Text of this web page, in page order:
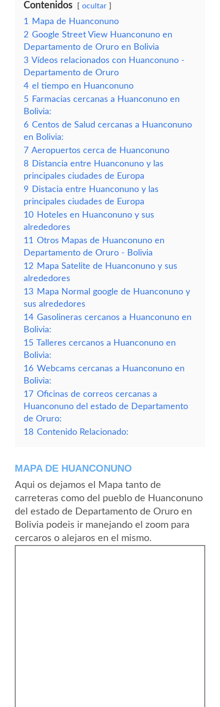
Contenidos ocultar
1
Mapa de Huanconuno
2 Google Street View Huanconuno en
Departamento de Oruro en Bolivia
3 Vídeos relacionados con Huanconuno -
Departamento de Oruro
4 el tiempo en Huanconuno
5 Farmacias cercanas a Huanconuno en
Bolivia:
6 Centos de Salud cercanas a Huanconuno
en Bolivia:
7 Aeropuertos cerca de Huanconuno
8 Distancia entre Huanconuno y las
principales ciudades de Europa
9 Distacia entre Huanconuno y las
principales ciudades de Europa
10 Hoteles en Huanconuno y sus
alrededores
11 Otros Mapas de Huanconuno en
Departamento de Oruro - Bolivia
12 Mapa Satelite de Huanconuno y sus
alrededores
13 Mapa Normal google de Huanconuno y
sus alrededores
14 Gasolineras cercanos a Huanconuno en
Bolivia:
15 Talleres cercanos a Huanconuno en
Bolivia:
16 Webcams cercanas a Huanconuno en
Bolivia:
17 Oficinas de correos cercanas a
Huanconuno del estado de Departamento
de Oruro:
18 Contenido Relacionado:
MAPA DE HUANCONUNO
Aqui os dejamos el Mapa tanto de
carreteras como del pueblo de Huanconuno
del estado de Departamento de Oruro en
Bolivia podeis ir manejando el zoom para
cercaros o alejaros en el mismo.